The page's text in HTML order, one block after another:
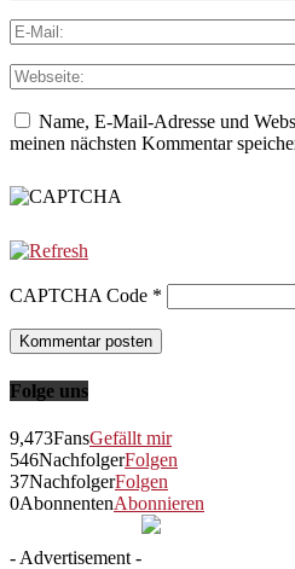
Name, E-Mail-Adresse und
meinen nächsten Kommentar
CAPTCHA Code *
Folge uns
9,473FansGefällt mir
546NachfolgerFolgen
37NachfolgerFolgen
0AbonnentenAbonnieren
- Advertisement -